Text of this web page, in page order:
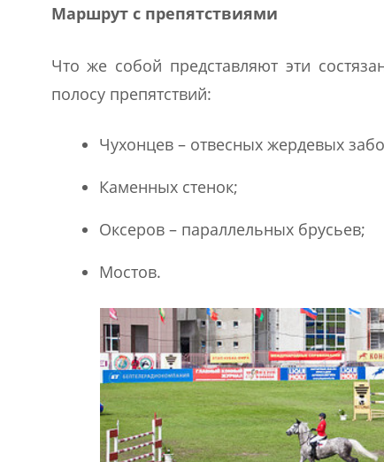
Маршрут с препятствиями
Что же собой представляют эти
полосу препятствий:
Чухонцев – отвесных жердевых
Каменных стенок;
Оксеров – параллельных брусьев;
Мостов.